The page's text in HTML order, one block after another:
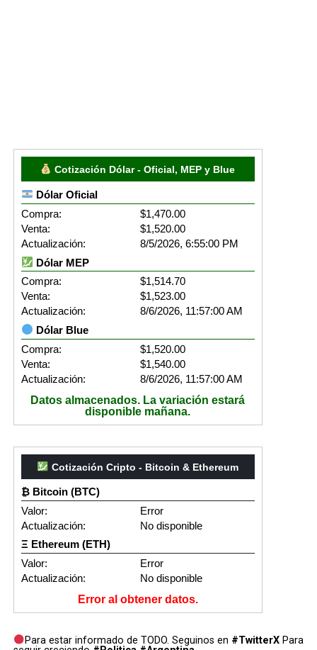
Cotización Dólar - Oficial, MEP y Blue
Dólar Oficial
Compra:
$1,470.00
Venta:
$1,520.00
Actualización:
8/5/2026, 6:55:00 PM
Dólar MEP
Compra:
$1,514.70
Venta:
$1,523.00
Actualización:
8/6/2026, 11:57:00 AM
Dólar Blue
Compra:
$1,520.00
Venta:
$1,540.00
Actualización:
8/6/2026, 11:57:00 AM
Datos almacenados. La variación estará
disponible mañana.
Cotización Cripto - Bitcoin & Ethereum
₿ Bitcoin (BTC)
Valor:
Error
Actualización:
No disponible
Ξ Ethereum (ETH)
Valor:
Error
Actualización:
No disponible
Error al obtener datos.
Para estar informado de TODO. Seguinos en #TwitterX Para